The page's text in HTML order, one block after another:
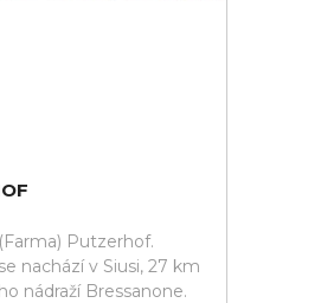
Putzerhof.
nachází v Siusi, 27 km
nádraží Bressanone.